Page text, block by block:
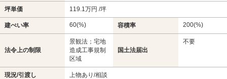
坪単価 119.1万円 /坪
建ぺい率 60(%) 容積率 200(%)
法令上の制限
景観法；宅地
造成工事規制
区域
国土法届出
不要
現況/引渡し 上物あり/相談